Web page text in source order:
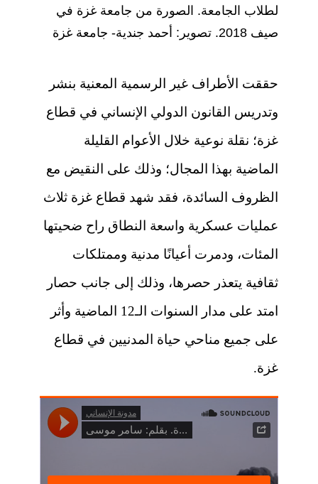
لطلاب الجامعة. الصورة من جامعة غزة في
صيف 2018. تصوير: أحمد جندية- جامعة غزة
حققت الأطراف غير الرسمية المعنية بنشر
وتدريس القانون الدولي الإنساني في قطاع
غزة؛ نقلة نوعية خلال الأعوام القليلة
الماضية بهذا المجال؛ وذلك على النقيض مع
الظروف السائدة، فقد شهد قطاع غزة ثلاث
عمليات عسكرية واسعة النطاق راح ضحيتها
المئات، ودمرت أعيانًا مدنية وممتلكات
ثقافية يتعذر حصرها، وذلك إلى جانب حصار
امتد على مدار السنوات الـ12 الماضية وأثر
على جميع مناحي حياة المدنيين في قطاع
غزة.